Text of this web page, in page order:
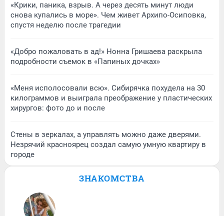
«Крики, паника, взрыв. А через десять минут люди
снова купались в море». Чем живет Архипо-Осиповка,
спустя неделю после трагедии
«Добро пожаловать в ад!» Нонна Гришаева раскрыла
подробности съемок в «Папиных дочках»
«Меня исполосовали всю». Сибирячка похудела на 30
килограммов и выиграла преображение у пластических
хирургов: фото до и после
Стены в зеркалах, а управлять можно даже дверями.
Незрячий красноярец создал самую умную квартиру в
городе
ЗНАКОМСТВА